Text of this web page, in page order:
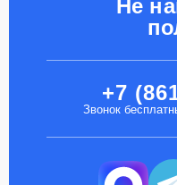
Не
+7
Звонок